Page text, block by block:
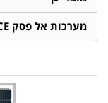
מערכות אל פסק ADVICE